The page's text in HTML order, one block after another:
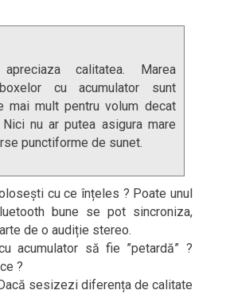
calitatea. Marea
cu acumulator sunt
mai mult pentru volum decat
nu ar putea asigura mare
punctiforme de sunet.
cu ce înțeles ? Poate unul
bune se pot sincroniza,
de o audiție stereo.
acumulator să fie ”petardă” ?
?
sesizezi diferența de calitate